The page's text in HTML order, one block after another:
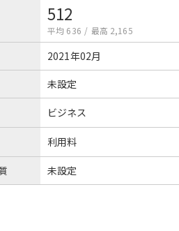
512
平均 636 / 最高 2,165
2021年02月
未設定
ビジネス
利用料
未設定